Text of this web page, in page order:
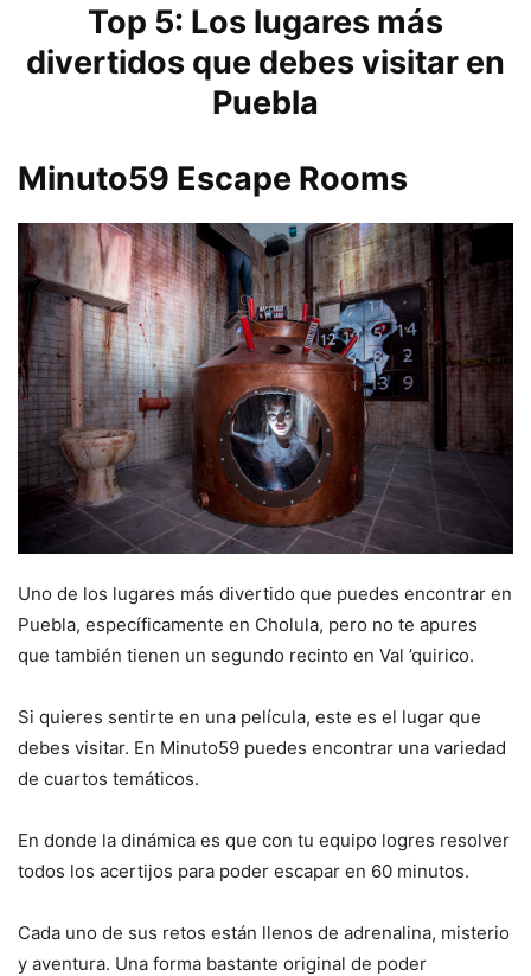
Top 5: Los lugares más
divertidos que debes visitar en
Puebla
Minuto59 Escape Rooms
Uno de los lugares más divertido que puedes encontrar en
Puebla, específicamente en Cholula, pero no te apures
que también tienen un segundo recinto en Val ’quirico.
Si quieres sentirte en una película, este es el lugar que
debes visitar. En Minuto59 puedes encontrar una variedad
de cuartos temáticos.
En donde la dinámica es que con tu equipo logres resolver
todos los acertijos para poder escapar en 60 minutos.
Cada uno de sus retos están llenos de adrenalina, misterio
y aventura. Una forma bastante original de poder